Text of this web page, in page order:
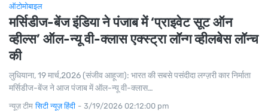
ऑटोमोबाइल
मर्सिडीज-बेंज इंडिया ने पंजाब में ‘प्राइवेट सूट ऑन
व्हील्स’ ऑल-न्यू वी-क्लास एक्स्ट्रा लॉन्ग व्हीलबेस लॉन्च
की
लुधियाना, 19 मार्च,2026 (संजीव आहूजा): भारत की सबसे पसंदीदा लग्ज़री कार निर्माता
मर्सिडीज-बेंज ने आज पंजाब में ऑल-न्यू वी-क्लास…
न्यूज़ टीम सिटी न्यूज़ हिंदी - 3/19/2026 02:12:00 pm